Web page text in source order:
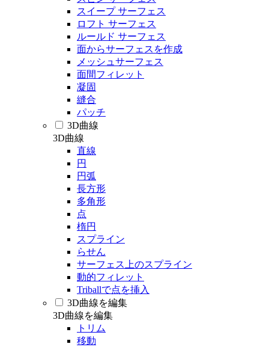
スイープ サーフェス
ロフト サーフェス
ルールド サーフェス
面からサーフェスを作成
メッシュサーフェス
面間フィレット
凝固
縫合
パッチ
3D曲線
3D曲線
直線
円
円弧
長方形
多角形
点
楕円
スプライン
らせん
サーフェス上のスプライン
動的フィレット
Triballで点を挿入
3D曲線を編集
3D曲線を編集
トリム
移動